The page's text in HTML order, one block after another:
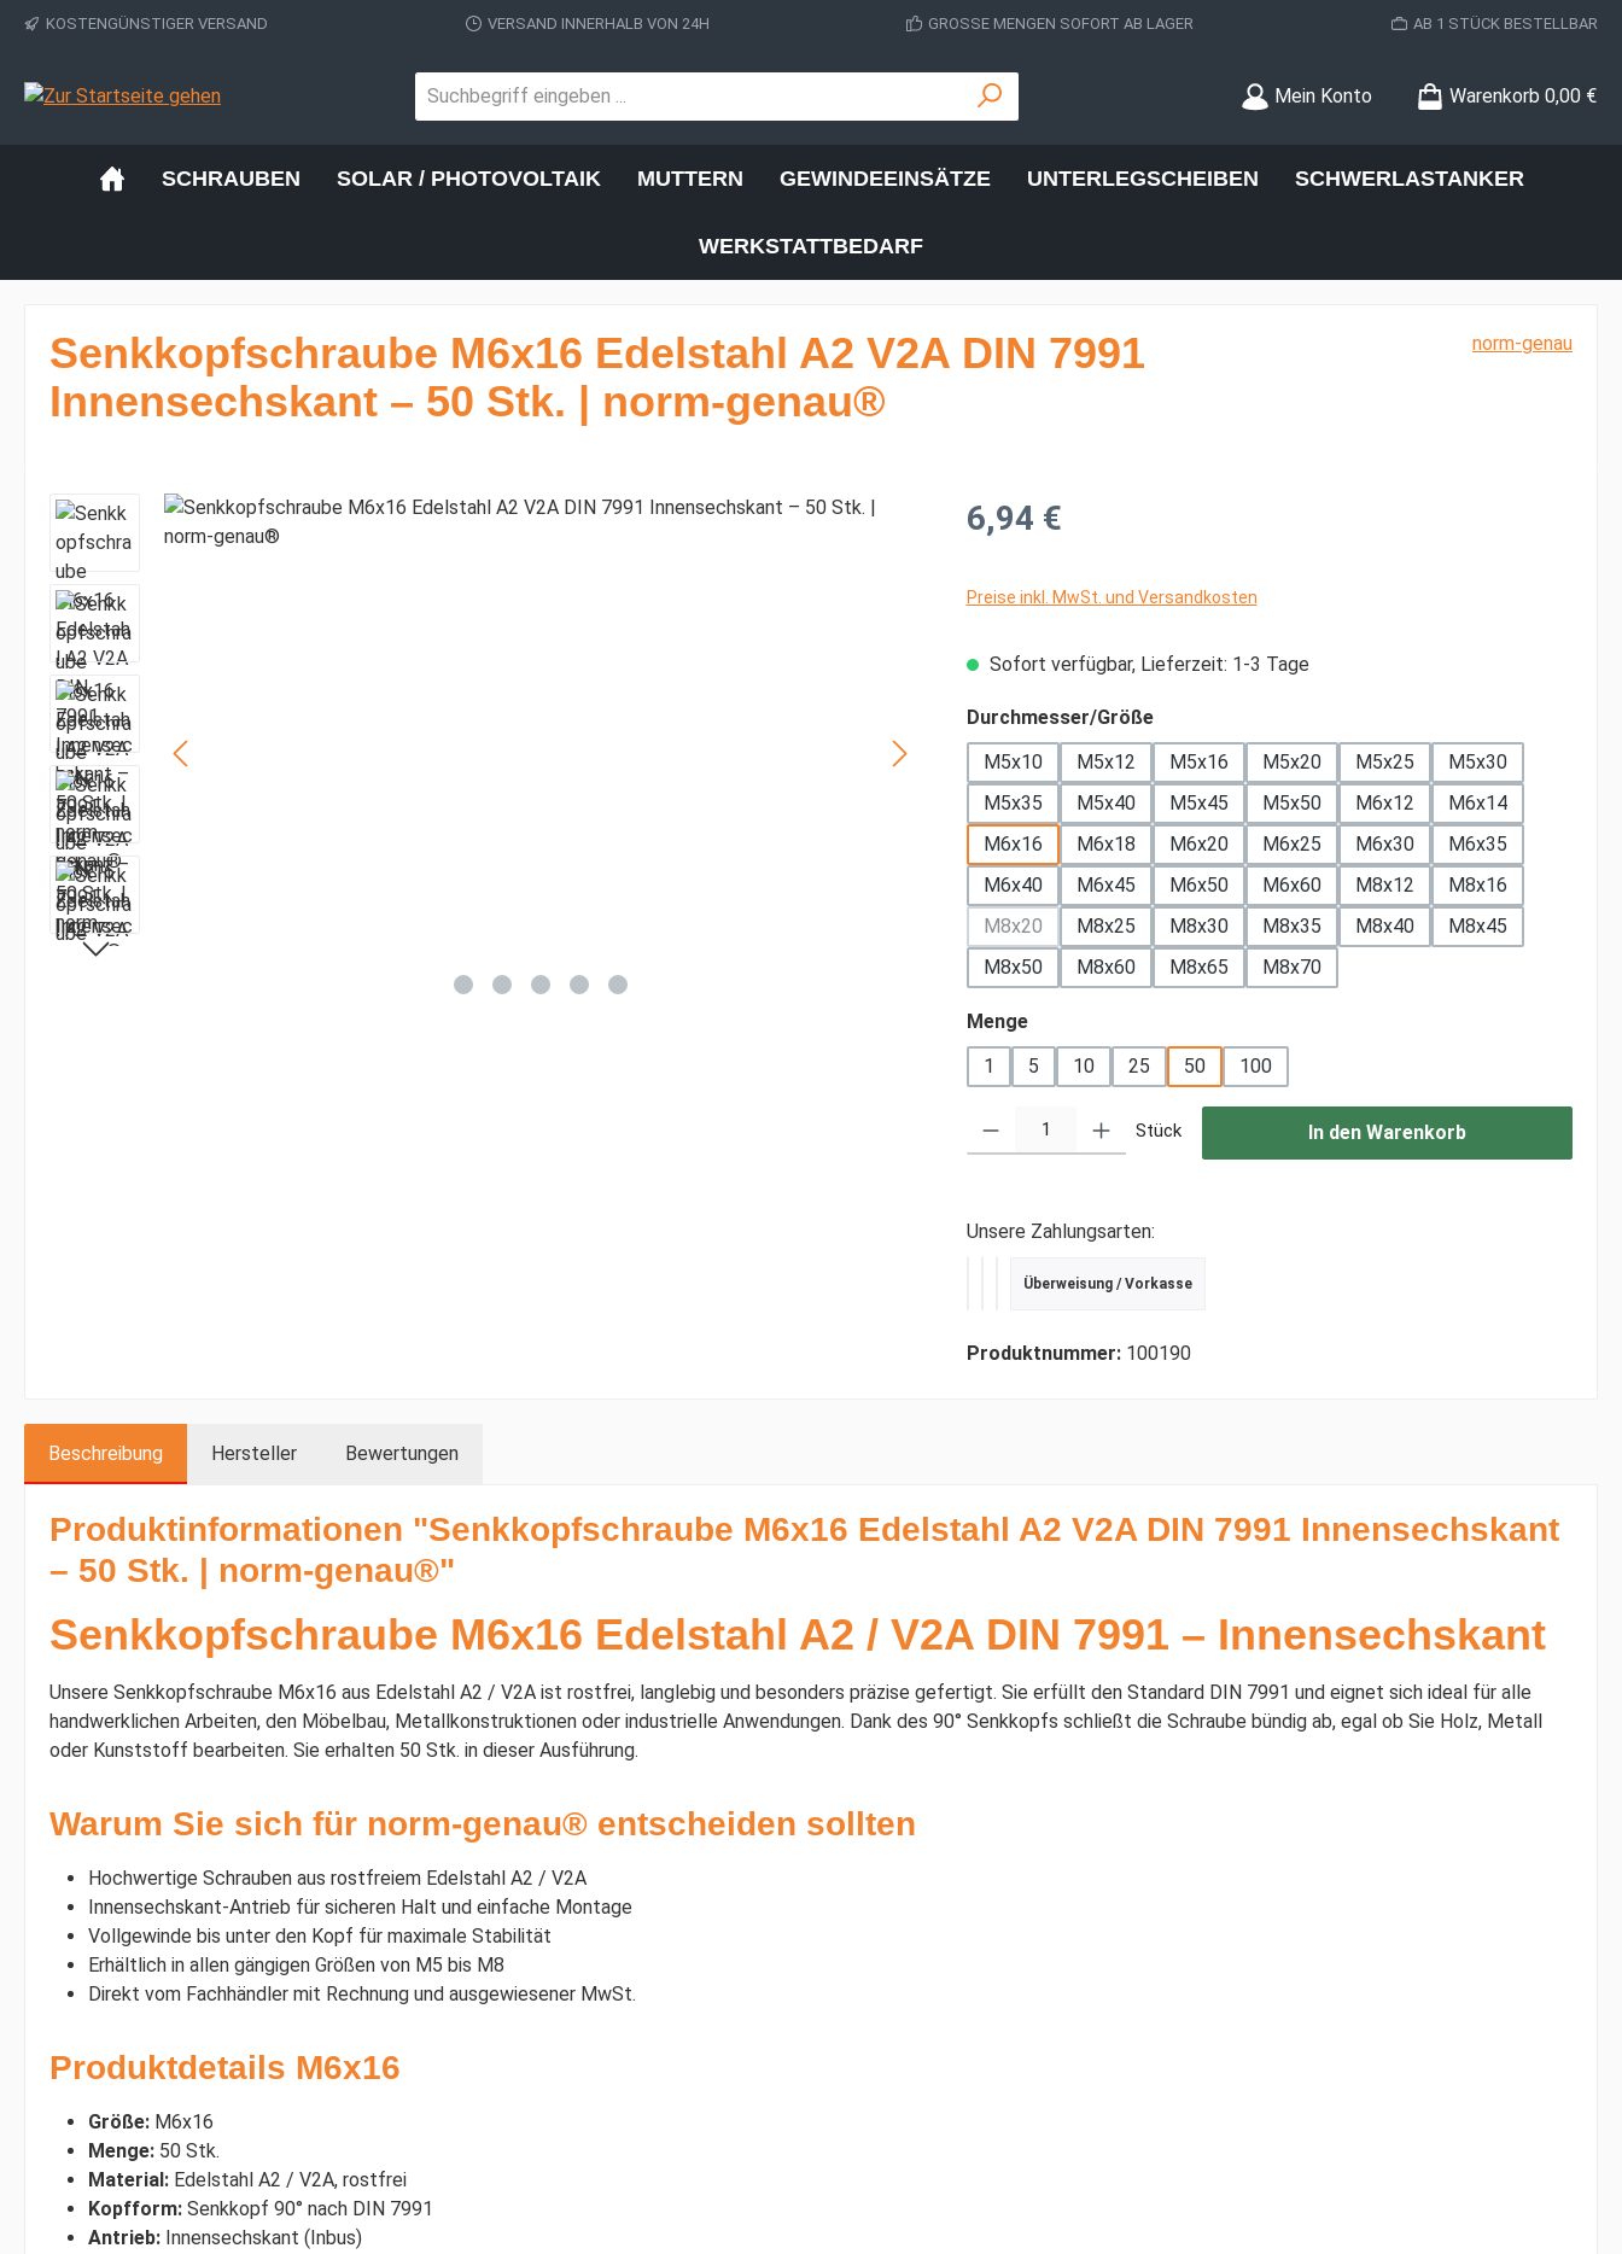
Hauptinhalt springen
Zur Suche springen
Zur Hauptnavigation springen
KOSTENGÜNSTIGER VERSAND VERSAND INNERHALB VON 24H GROSSE MENGEN SOFORT AB LAGER AB 1 STÜCK BESTELLBAR
Mein Konto Warenkorb 0,00 €
SCHRAUBEN SOLAR / PHOTOVOLTAIK MUTTERN GEWINDEEINSÄTZE UNTERLEGSCHEIBEN SCHWERLASTANKER
WERKSTATTBEDARF
Senkkopfschraube M6x16 Edelstahl A2 V2A DIN 7991
Innensechskant – 50 Stk. | norm-genau®
norm-genau
Bildergalerie überspringen Regulärer Preis:
6,94 €
Preise inkl. MwSt. und Versandkosten
Sofort verfügbar, Lieferzeit: 1-3 Tage
Durchmesser/Größeauswählen
M5x10
M5x12 M5x16 M5x20 M5x25
M5x30
M5x35
M5x40 M5x45 M5x50 M6x12
M6x14
M6x16
M6x18 M6x20 M6x25 M6x30
M6x35
M6x40
M6x45 M6x50 M6x60 M8x12
M8x16
M8x20
(Diese Option ist zurzeit nicht verfügbar.)
M8x25 M8x30 M8x35 M8x40
M8x45
M8x50
M8x60 M8x65 M8x70
Mengeauswählen
1
5 10 25 50 100
Stück In den Warenkorb
Unsere Zahlungsarten:
Überweisung / Vorkasse
Produktnummer: 100190
Beschreibung Hersteller Bewertungen
Produktinformationen "Senkkopfschraube M6x16 Edelstahl A2 V2A DIN 7991 Innensechskant
– 50 Stk. | norm-genau®"
Senkkopfschraube M6x16 Edelstahl A2 / V2A DIN 7991 – Innensechskant
Unsere Senkkopfschraube M6x16 aus Edelstahl A2 / V2A ist rostfrei, langlebig und besonders präzise gefertigt. Sie erfüllt den Standard DIN 7991 und eignet sich ideal für alle
handwerklichen Arbeiten, den Möbelbau, Metallkonstruktionen oder industrielle Anwendungen. Dank des 90° Senkkopfs schließt die Schraube bündig ab, egal ob Sie Holz, Metall
oder Kunststoff bearbeiten. Sie erhalten 50 Stk. in dieser Ausführung.
Warum Sie sich für norm-genau® entscheiden sollten
Hochwertige Schrauben aus rostfreiem Edelstahl A2 / V2A
Innensechskant-Antrieb für sicheren Halt und einfache Montage
Vollgewinde bis unter den Kopf für maximale Stabilität
Erhältlich in allen gängigen Größen von M5 bis M8
Direkt vom Fachhändler mit Rechnung und ausgewiesener MwSt.
Produktdetails M6x16
Größe: M6x16
Menge: 50 Stk.
Material: Edelstahl A2 / V2A, rostfrei
Kopfform: Senkkopf 90° nach DIN 7991
Antrieb: Innensechskant (Inbus)